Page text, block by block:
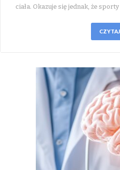
ciała. Okazuje się jednak, że
CZYTAJ